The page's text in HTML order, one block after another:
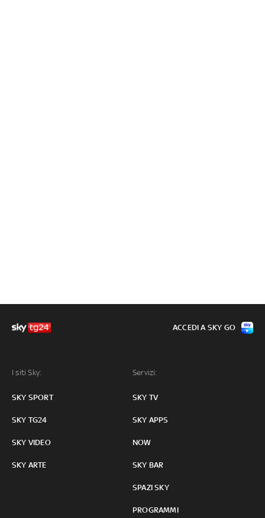
I siti Sky:
SKY SPORT
SKY TG24
SKY VIDEO
SKY ARTE
Servizi:
SKY TV
SKY APPS
NOW
SKY BAR
SPAZI SKY
PROGRAMMI
ACCEDI A SKY GO